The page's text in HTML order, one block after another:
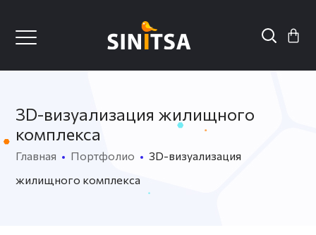
3D-визуализация жилищного
комплекса
Главная Портфолио
3D-визуализация
жилищного комплекса